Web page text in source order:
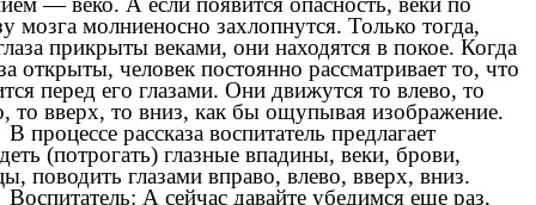
мозга молниеносно захлопнутся. Только тогда,
прикрыты веками, они находятся в покое. Когда
открыты, человек постоянно рассматривает то, что
перед его глазами. Они движутся то влево, то
то вверх, то вниз, как бы ощупывая изображение.
В процессе рассказа воспитатель предлагает
(потрогать) глазные впадины, веки, брови,
поводить глазами вправо, влево, вверх, вниз.
Воспитатель: А сейчас давайте убедимся еще раз,